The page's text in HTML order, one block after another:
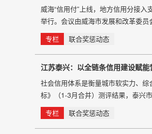
威海“信用付”上线，地方信用分接
举行。会议由威海市发展和改革委员
专栏
联合奖惩动态
江苏泰兴：以全链条信用建设赋能
社会信用体系是衡量城市软实力、
标》（1-3月合并）测评结果，泰兴
功推进信用体系建设，以信用赋
市信用最高等级
专栏 联合奖惩动态